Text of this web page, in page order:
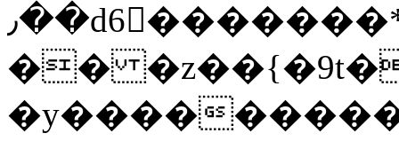
٫��d6򆧇�������*��[|^]oo���NW~zz>�X&�u�=K?
��
�y����